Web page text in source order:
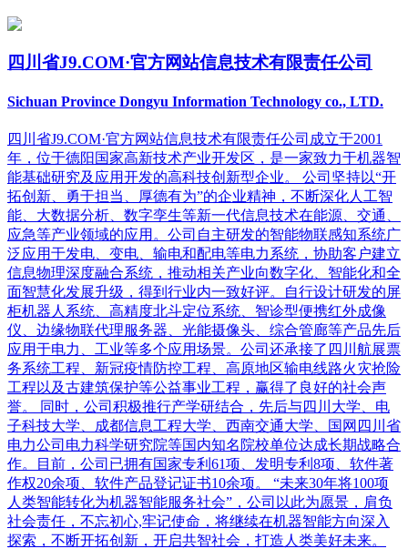
四川省J9.COM·官方网站信息技术有限责任公司
Sichuan Province Dongyu Information Technology co., LTD.
四川省J9.COM·官方网站信息技术有限责任公司成立于2001
年，位于德阳国家高新技术产业开发区，是一家致力于机器智
能基础研究及应用开发的高科技创新型企业。 公司坚持以“开
拓创新、勇于担当、厚德有为”的企业精神，不断深化人工智
能、大数据分析、数字孪生等新一代信息技术在能源、交通、
应急等产业领域的应用。公司自主研发的智能物联感知系统广
泛应用于发电、变电、输电和配电等电力系统，协助客户建立
信息物理深度融合系统，推动相关产业向数字化、智能化和全
面智慧化发展升级，得到行业内一致好评。自行设计研发的屏
柜机器人系统、高精度北斗定位系统、智诊型便携红外成像
仪、边缘物联代理服务器、光能摄像头、综合管廊等产品先后
应用于电力、工业等多个应用场景。公司还承接了四川航展票
务系统工程、新冠疫情防控工程、高原地区输电线路火灾抢险
工程以及古建筑保护等公益事业工程，赢得了良好的社会声
誉。 同时，公司积极推行产学研结合，先后与四川大学、电
子科技大学、成都信息工程大学、西南交通大学、国网四川省
电力公司电力科学研究院等国内知名院校单位达成长期战略合
作。目前，公司已拥有国家专利61项、发明专利8项、软件著
作权20余项、软件产品登记证书10余项。 “未来30年将100项
人类智能转化为机器智能服务社会”，公司以此为愿景，肩负
社会责任，不忘初心,牢记使命，将继续在机器智能方向深入
探索，不断开拓创新，开启共智社会，打造人类美好未来。